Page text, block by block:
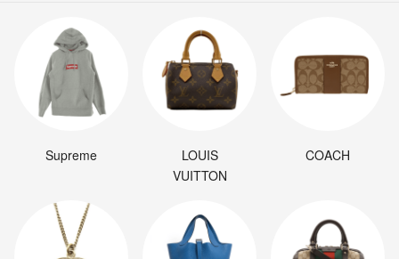
Supreme
LOUIS
VUITTON
COACH